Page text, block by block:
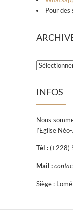
Pour des
INFOS
Nous
l’Eglise
Tèl : (+228)
Mail :
Siège :